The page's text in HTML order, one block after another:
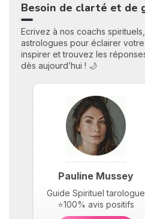
Besoin de clarté et de
Ecrivez à nos coachs
astrologues pour éclairer
inspirer et trouvez les
dès aujourd’hui ! 🌙
Pauline Mussey
Guide Spirituel tarologue
⭐100% avis positifs